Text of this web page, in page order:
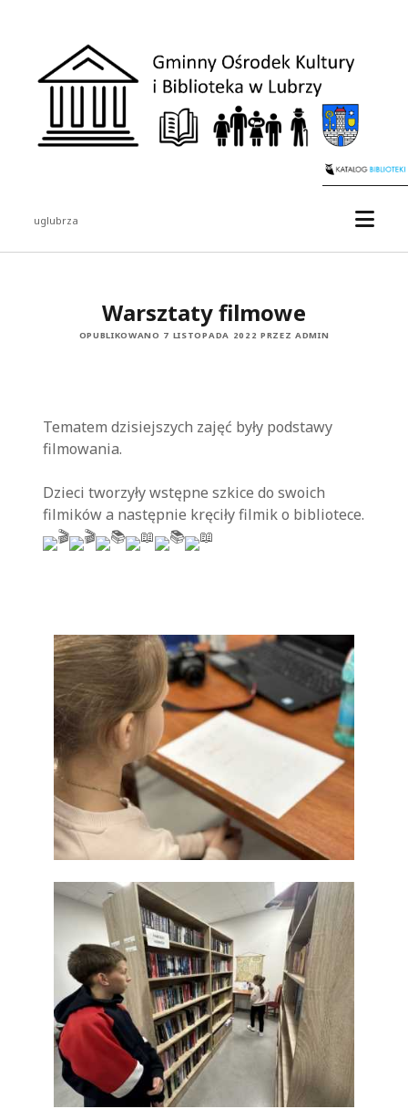
uglubrza
Warsztaty filmowe
OPUBLIKOWANO 7 LISTOPADA 2022 PRZEZ ADMIN
Tematem dzisiejszych zajęć były podstawy
filmowania.
Dzieci tworzyły wstępne szkice do swoich
filmików a następnie kręciły filmik o bibliotece.